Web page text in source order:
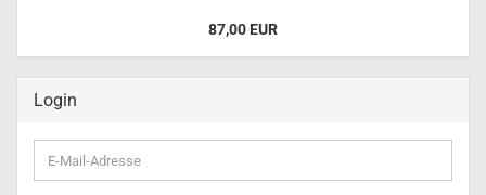
87,00 EUR
Login
E-
Mail-